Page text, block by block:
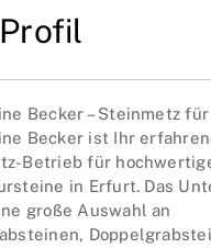
Profil
Becker – Steinmetz
Becker ist Ihr
Betrieb für
in Erfurt. Das
große Auswahl an